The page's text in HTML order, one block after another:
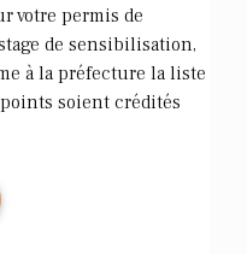
votre permis de
de sensibilisation,
à la préfecture la liste
soient crédités